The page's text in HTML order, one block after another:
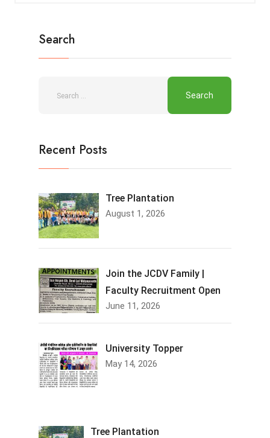
Search
Recent Posts
Tree Plantation
August 1, 2026
Join the JCDV Family |
Faculty Recruitment Open
June 11, 2026
University Topper
May 14, 2026
Tree Plantation